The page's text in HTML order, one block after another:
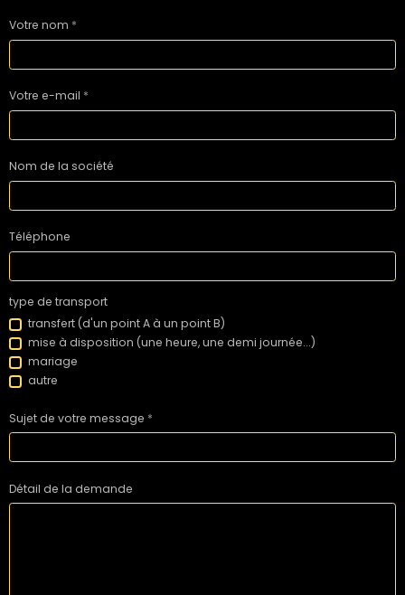
Votre nom
Votre e-mail
Nom de la société
Téléphone
type de transport
transfert (d'un point A à un point B)
mise à disposition (une heure, une demi journée...)
mariage
autre
Sujet de votre message
Détail de la demande